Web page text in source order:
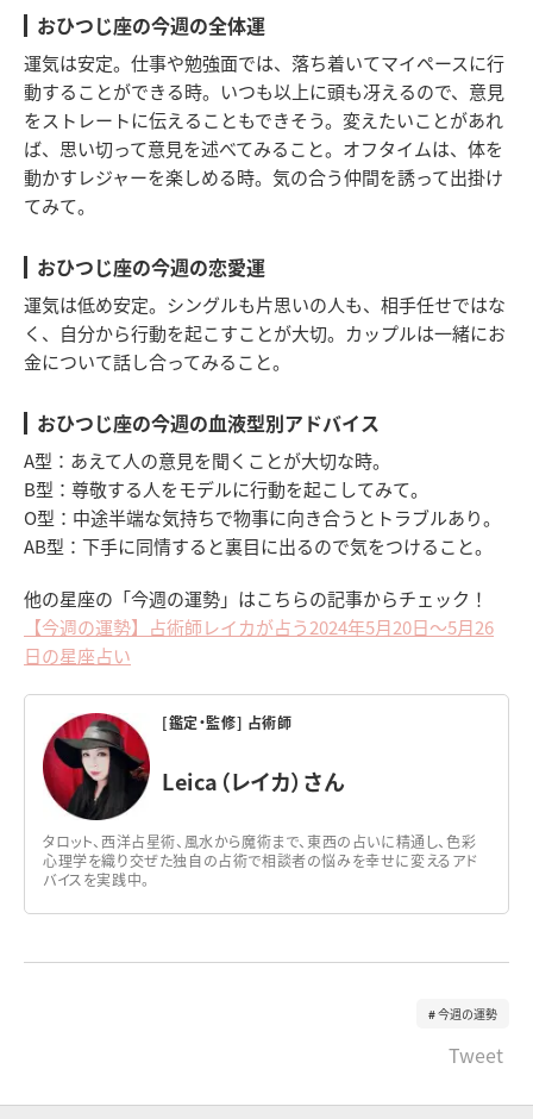
おひつじ座の今週の全体運
運気は安定。仕事や勉強面では、落ち着いてマイペースに行
動することができる時。いつも以上に頭も冴えるので、意見
をストレートに伝えることもできそう。変えたいことがあれ
ば、思い切って意見を述べてみること。オフタイムは、体を
動かすレジャーを楽しめる時。気の合う仲間を誘って出掛け
てみて。
おひつじ座の今週の恋愛運
運気は低め安定。シングルも片思いの人も、相手任せではな
く、自分から行動を起こすことが大切。カップルは一緒にお
金について話し合ってみること。
おひつじ座の今週の血液型別アドバイス
A型：あえて人の意見を聞くことが大切な時。
B型：尊敬する人をモデルに行動を起こしてみて。
O型：中途半端な気持ちで物事に向き合うとトラブルあり。
AB型：下手に同情すると裏目に出るので気をつけること。
他の星座の「今週の運勢」はこちらの記事からチェック！
【今週の運勢】占術師レイカが占う2024年5月20日～5月26
日の星座占い
[鑑定・監修] 占術師
Leica（レイカ）さん
タロット、西洋占星術、風水から魔術まで、東西の占いに精通し、色彩
心理学を織り交ぜた独自の占術で相談者の悩みを幸せに変えるアド
バイスを実践中。
今週の運勢
Tweet